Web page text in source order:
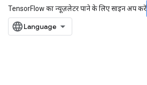
TensorFlow का न्यूज़लेटर पाने के लिए साइन अप करें